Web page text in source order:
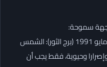
سموحة:
حارس مرمى: أحمد الشناوي/ 14 مايو 1991 (برج الثور): الشمس
وحيوية، فقط يجب أن